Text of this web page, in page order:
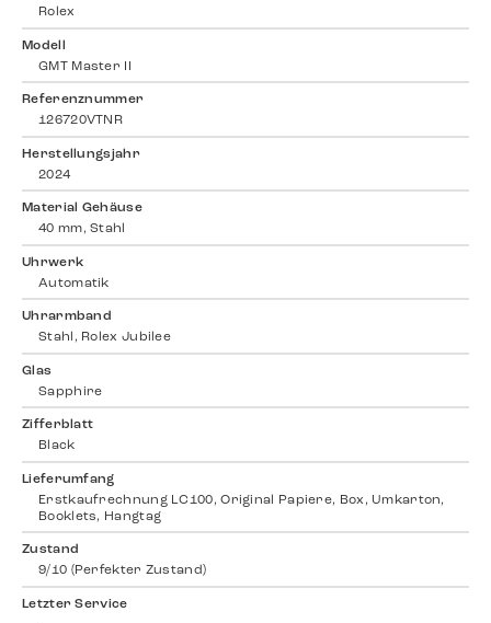
Rolex
Modell
GMT Master II
Referenznummer
126720VTNR
Herstellungsjahr
2024
Material Gehäuse
40 mm, Stahl
Uhrwerk
Automatik
Uhrarmband
Stahl, Rolex Jubilee
Glas
Sapphire
Zifferblatt
Black
Lieferumfang
Erstkaufrechnung LC100, Original Papiere, Box, Umkarton,
Booklets, Hangtag
Zustand
9/10 (Perfekter Zustand)
Letzter Service